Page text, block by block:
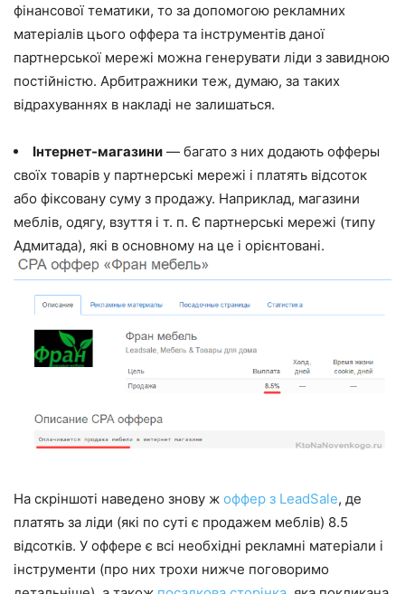
фінансової тематики, то за допомогою рекламних
матеріалів цього оффера та інструментів даної
партнерської мережі можна генерувати ліди з завидною
постійністю. Арбитражники теж, думаю, за таких
відрахуваннях в накладі не залишаться.
Інтернет-магазини — багато з них додають офферы
своїх товарів у партнерські мережі і платять відсоток
або фіксовану суму з продажу. Наприклад, магазини
меблів, одягу, взуття і т. п. Є партнерські мережі (типу
Адмитада), які в основному на це і орієнтовані.
На скріншоті наведено знову ж оффер з LeadSale, де
платять за ліди (які по суті є продажем меблів) 8.5
відсотків. У оффере є всі необхідні рекламні матеріали і
інструменти (про них трохи нижче поговоримо